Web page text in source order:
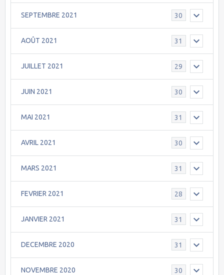
SEPTEMBRE 2021 30
AOÛT 2021 31
JUILLET 2021 29
JUIN 2021 30
MAI 2021 31
AVRIL 2021 30
MARS 2021 31
FEVRIER 2021 28
JANVIER 2021 31
DECEMBRE 2020 31
NOVEMBRE 2020 30